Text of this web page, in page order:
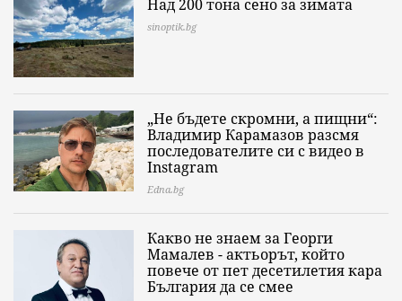
Над 200 тона сено за зимата
sinoptik.bg
„Не бъдете скромни, а пищни“:
Владимир Карамазов разсмя
последователите си с видео в
Instagram
Edna.bg
Какво не знаем за Георги
Мамалев - актьорът, който
повече от пет десетилетия кара
България да се смее